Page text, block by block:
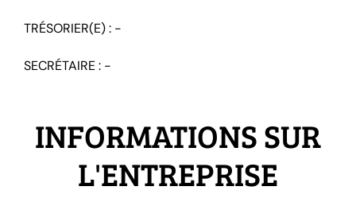
TRÉSORIER(E) : -
SECRÉTAIRE : -
INFORMATIONS SUR
L'ENTREPRISE